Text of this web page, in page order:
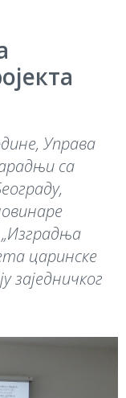
Управа
са
царинске
заједничког